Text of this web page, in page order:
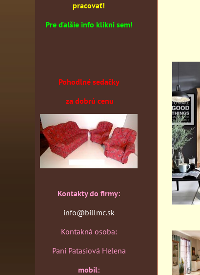
pracovať!
Pre ďalšie info klikni sem!
Pohodlné sedačky
za dobrú cenu
Kontakty do firmy:
info@billmc.sk
Kontakná osoba:
Pani Patasiová Helena
mobil: